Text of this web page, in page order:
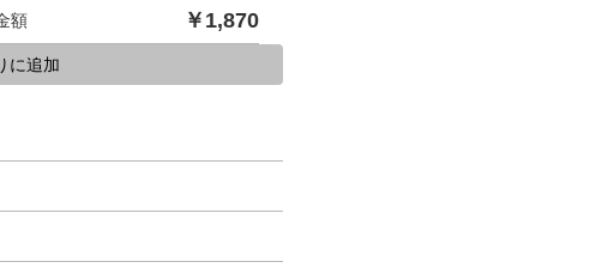
額 ￥ 1,870
に追加